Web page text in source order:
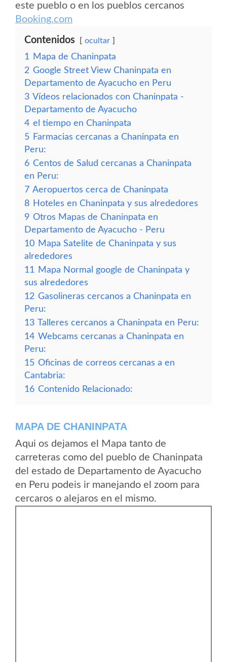
este pueblo o en los pueblos cercanos
Booking.com
Contenidos ocultar
1
Mapa de Chaninpata
2 Google Street View Chaninpata en
Departamento de Ayacucho en Peru
3 Vídeos relacionados con Chaninpata -
Departamento de Ayacucho
4 el tiempo en Chaninpata
5 Farmacias cercanas a Chaninpata en
Peru:
6 Centos de Salud cercanas a Chaninpata
en Peru:
7 Aeropuertos cerca de Chaninpata
8 Hoteles en Chaninpata y sus alrededores
9 Otros Mapas de Chaninpata en
Departamento de Ayacucho - Peru
10 Mapa Satelite de Chaninpata y sus
alrededores
11
Mapa Normal google de Chaninpata y
sus alrededores
12 Gasolineras cercanos a Chaninpata en
Peru:
13 Talleres cercanos a Chaninpata en Peru:
14 Webcams cercanas a Chaninpata en
Peru:
15 Oficinas de correos cercanas a en
Cantabria:
16 Contenido Relacionado:
MAPA DE CHANINPATA
Aqui os dejamos el Mapa tanto de
carreteras como del pueblo de Chaninpata
del estado de Departamento de Ayacucho
en Peru podeis ir manejando el zoom para
cercaros o alejaros en el mismo.